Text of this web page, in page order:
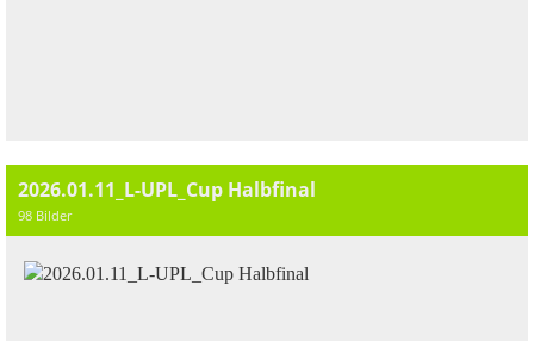
2026.01.11_L-UPL_Cup Halbfinal
98 Bilder